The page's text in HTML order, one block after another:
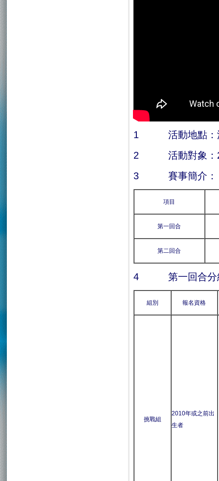
1 活動地點：澳
2 活動對象：
3 賽事簡介：
項目
第一回合
第二回合
4 第一回合分
組別 報名資格
挑戰組
2010年或之前出
生者